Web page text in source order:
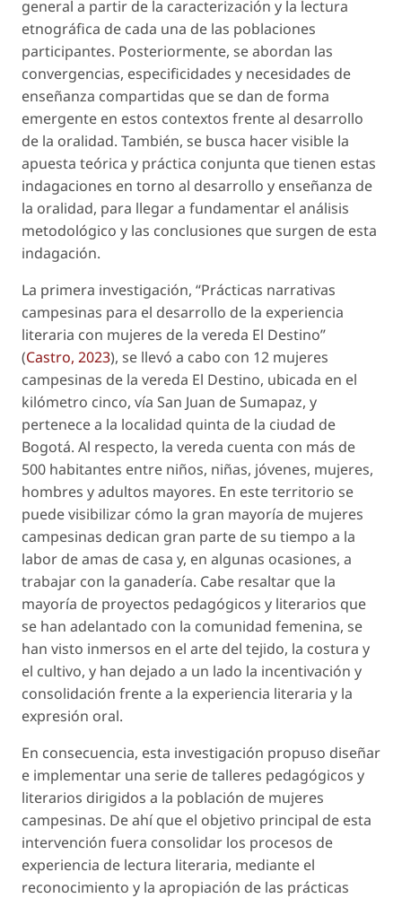
general a partir de la caracterización y la lectura
etnográfica de cada una de las poblaciones
participantes. Posteriormente, se abordan las
convergencias, especificidades y necesidades de
enseñanza compartidas que se dan de forma
emergente en estos contextos frente al desarrollo
de la oralidad. También, se busca hacer visible la
apuesta teórica y práctica conjunta que tienen estas
indagaciones en torno al desarrollo y enseñanza de
la oralidad, para llegar a fundamentar el análisis
metodológico y las conclusiones que surgen de esta
indagación.
La primera investigación, “Prácticas narrativas
campesinas para el desarrollo de la experiencia
literaria con mujeres de la vereda El Destino”
(Castro, 2023), se llevó a cabo con 12 mujeres
campesinas de la vereda El Destino, ubicada en el
kilómetro cinco, vía San Juan de Sumapaz, y
pertenece a la localidad quinta de la ciudad de
Bogotá. Al respecto, la vereda cuenta con más de
500 habitantes entre niños, niñas, jóvenes, mujeres,
hombres y adultos mayores. En este territorio se
puede visibilizar cómo la gran mayoría de mujeres
campesinas dedican gran parte de su tiempo a la
labor de amas de casa y, en algunas ocasiones, a
trabajar con la ganadería. Cabe resaltar que la
mayoría de proyectos pedagógicos y literarios que
se han adelantado con la comunidad femenina, se
han visto inmersos en el arte del tejido, la costura y
el cultivo, y han dejado a un lado la incentivación y
consolidación frente a la experiencia literaria y la
expresión oral.
En consecuencia, esta investigación propuso diseñar
e implementar una serie de talleres pedagógicos y
literarios dirigidos a la población de mujeres
campesinas. De ahí que el objetivo principal de esta
intervención fuera consolidar los procesos de
experiencia de lectura literaria, mediante el
reconocimiento y la apropiación de las prácticas